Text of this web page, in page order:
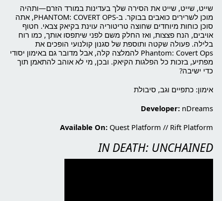
שייט, שייט, שייט את הסירה שלך בעדינות במורד הזרם—ותהיה
מוכן לשרירים כואבים בבוקר. ב-PHANTOM: COVERT OPS, אתה
סוכן כוחות מיוחדים שחוצה טריטוריה עוינת בקיאק צבאי. חטוף
אויבים, הנח פצצות, ואז החלק משם לפני שיתפסו אותך, כמו רוח
בלילה. פעולה שקטה ותוספת של סגנון קולנועי הופכים את
Phantom: Covert Ops להמלצה קלה, אבל מדובר גם באימון יסודי
מפתיע, בזכות כל הפלגות הקיאק. ובכן, מי לא אוהב להתאמן תוך
כדי ישיבה?
אימון: כתפיים וגב, סיבולת
Developer: nDreams
Available On: Quest Platform // Rift Platform
IN DEATH: UNCHAINED